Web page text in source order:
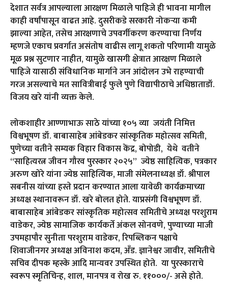
देशात सर्वत्र आपल्याला आरक्षण मिळाले पाहिजे ही भावना मागील
काही वर्षांपासून वाढत आहे. दुसरीकडे सरकारी नोकऱ्या कमी
झाल्या आहेत, तसेच आरक्षणाचे उपवर्गीकरण करण्याचा निर्णय
म्हणजे एकाच प्रवर्गात असंतोष वाढीस लागू शकतो परिणामी यामुळे
मूळ प्रश्न सुटणार नाहीत, यामुळे खासगी क्षेत्रात आरक्षण मिळाले
पाहिजे यासाठी संविधानिक मार्गाने जन आंदोलन उभे राहण्याची
गरज असल्याचे मत सावित्रीबाई फुले पुणे विद्यापीठाचे अधिष्ठाताडॉ.
विजय खरे यांनी व्यक्त केले.
लोकशाहीर आण्णाभाऊ साठे यांच्या १०५ व्या जयंती निमित्त
विश्वभूषण डॉ. बाबासाहेब आंबेडकर सांस्कृतिक महोत्सव समिती,
पुणेच्या वतीने सम्यक विहार विकास केंद्र, बोपोडी, येथे वतीने
“साहित्यरत्न जीवन गौरव पुरस्कार २०२५” ज्येष्ठ साहित्यिक, पत्रकार
अरुण खोरे यांना ज्येष्ठ साहित्यिक, माजी संमेलनाध्यक्ष डॉ. श्रीपाल
सबनीस यांच्या हस्ते प्रदान करण्यात आला यावेळी कार्यक्रमाच्या
अध्यक्ष स्थानावरून डॉ. खरे बोलत होते. याप्रसंगी विश्वभूषण डॉ.
बाबासाहेब आंबेडकर सांस्कृतिक महोत्सव समितीचे अध्यक्ष परशुराम
वाडेकर, ज्येष्ठ सामाजिक कार्यकर्ते अंकल सोनवणे, पुण्याच्या माजी
उपमहापौर सुनीता परशुराम वाडेकर, रिपब्लिकन पक्षाचे
शिवाजीनगर अध्यक्ष अविनाश कदम, अँड. ज्ञानेश्वर जावीर, समितीचे
सचिव दीपक म्हस्के आदि मान्यवर उपस्थित होते. या पुरस्काराचे
स्वरूप स्मृतिचिन्ह, शाल, मानपत्र व रोख रु. ११०००/- असे होते.